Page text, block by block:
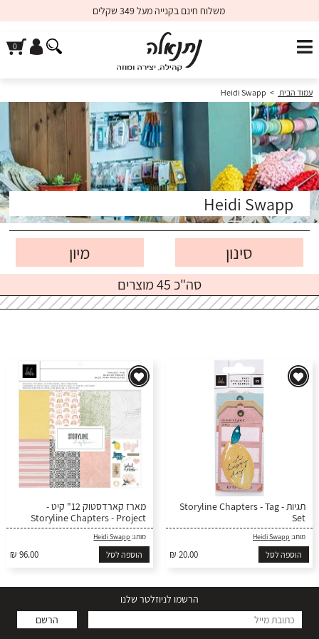
משלוח חינם בקנייה מעל 349 שקלים
עמוד הבית >
Heidi Swapp
Heidi Swapp
סינון
סה"כ 45 מוצרים
תגיות - Storyline Chapters - Tag
Set
מותג: Heidi Swapp
₪ 20.00 הוספה לסל
מארז קארדסטוק 12" קיט -
Storyline Chapters - Project
Pad
מותג: Heidi Swapp
₪ 96.00 הוספה לסל
הרשמו לניוזלטר שלנו
הרשם